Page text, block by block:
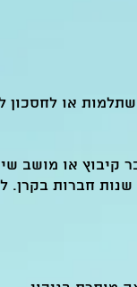
או לחסכון
או מושב
חברות בקרן.